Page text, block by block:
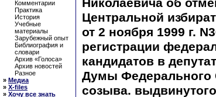
Комментарии
Практика
История
Учебные
материалы
Зарубежный опыт
Библиография и
словари
Архив «Голоса»
Архив новостей
Разное
» Медиа
» X-files
» Хочу все знать
Николаевича об
Центральной
от 2 ноября 1999 г.
регистрации
кандидатов в
Думы Федерального
созыва.